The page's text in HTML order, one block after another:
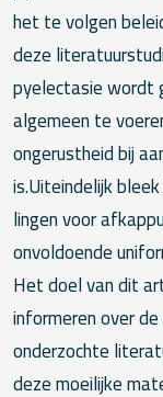
het te volgen
deze
pyelectasie wordt
algemeen te
ongerustheid bij
is.Uiteindelijk
lingen voor
onvoldoende
Het doel van dit
informeren over
onderzochte
deze moeilijke